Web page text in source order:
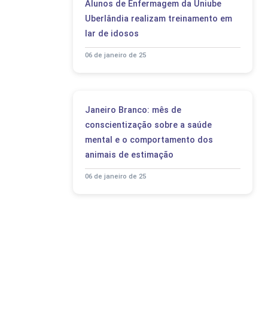
Alunos de Enfermagem da Uniube
Uberlândia realizam treinamento em
lar de idosos
06 de janeiro de 25
Janeiro Branco: mês de
conscientização sobre a saúde
mental e o comportamento dos
animais de estimação
06 de janeiro de 25